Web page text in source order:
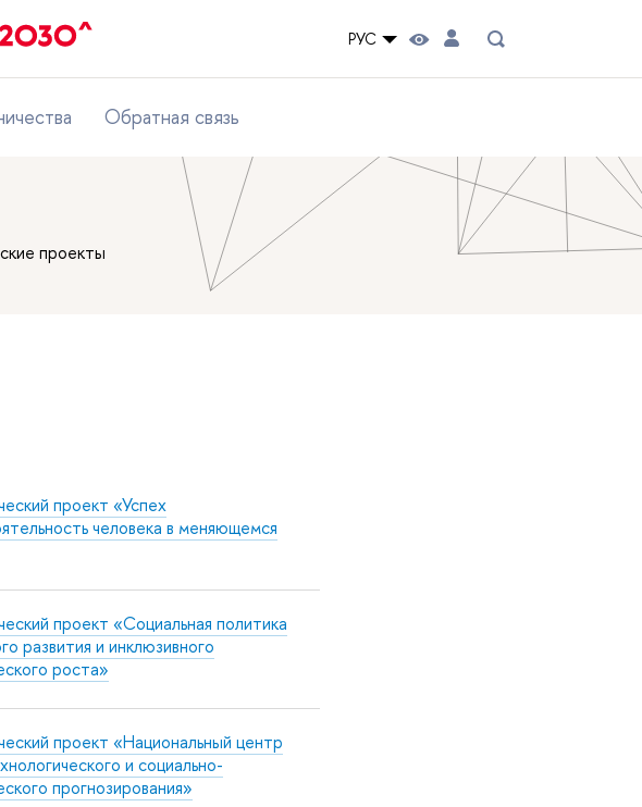
РУС
Обратная связь
проекты
проект «Успех
человека в меняющемся
проект «Социальная политика
развития и инклюзивного
роста»
проект «Национальный центр
и социально-
прогнозирования»